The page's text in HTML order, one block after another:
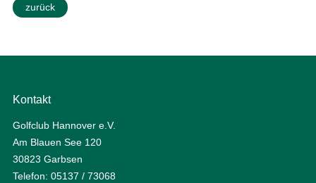
zurück
Kontakt
Golfclub Hannover e.V.
Am Blauen See 120
30823 Garbsen
Telefon: 05137 / 73068